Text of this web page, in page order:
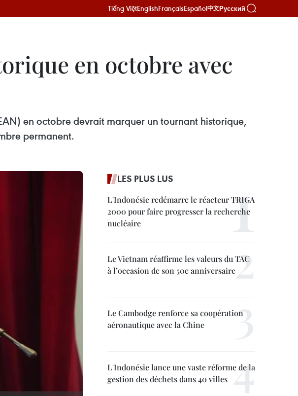
Tiếng ViệtEnglishFrançaisEspañol中文Русский
en octobre avec
en octobre devrait marquer un tournant historique,
permanent.
LES PLUS LUS
L'Indonésie redémarre le réacteur TRIGA
2000 pour faire progresser la recherche
nucléaire
Le Vietnam réaffirme les valeurs du TAC
à l’occasion de son 50e anniversaire
Le Cambodge renforce sa coopération
aéronautique avec la Chine
L'Indonésie lance une vaste réforme de la
gestion des déchets dans 40 villes